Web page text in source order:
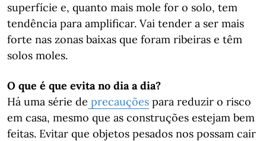
superfície e, quanto mais mole for o solo, tem
tendência para amplificar. Vai tender a ser mais
forte nas zonas baixas que foram ribeiras e têm
solos moles.
O que é que evita no dia a dia?
Há uma série de precauções para reduzir o risco
em casa, mesmo que as construções estejam bem
feitas. Evitar que objetos pesados nos possam cair